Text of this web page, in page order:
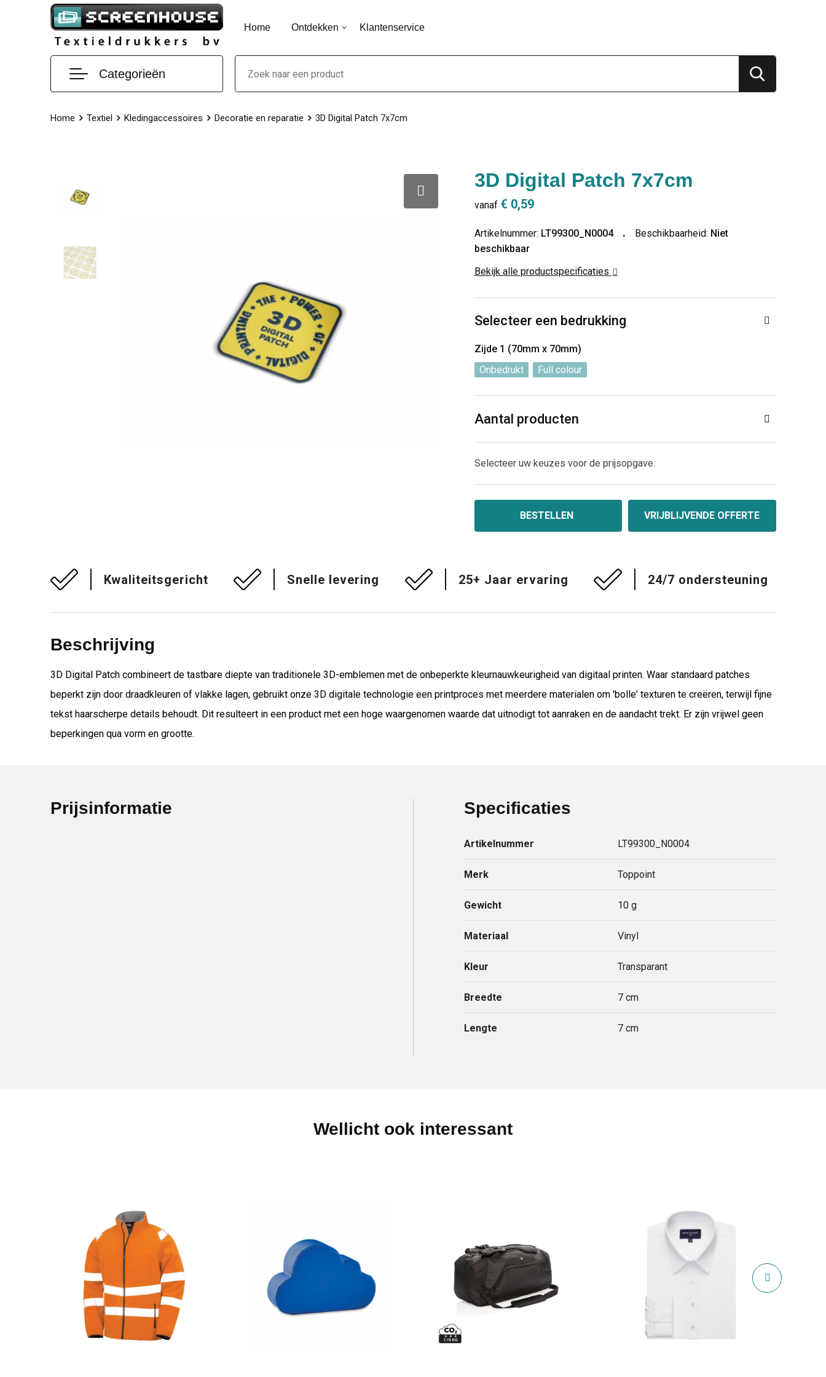
Home Ontdekken Klantenservice
Categorieën
Home Textiel Kledingaccessoires Decoratie en reparatie 3D Digital Patch 7x7cm
3D Digital Patch 7x7cm
vanaf € 0,59
Artikelnummer: LT99300_N0004 Beschikbaarheid: Niet
beschikbaar
Bekijk alle productspecificaties
Selecteer een bedrukking
Zijde 1 (70mm x 70mm)
Onbedrukt
Full colour
Aantal producten
Selecteer uw keuzes voor de prijsopgave.
BESTELLEN VRIJBLIJVENDE OFFERTE
Kwaliteitsgericht Snelle levering 25+ Jaar ervaring 24/7 ondersteuning
Beschrijving
3D Digital Patch combineert de tastbare diepte van traditionele 3D-emblemen met de onbeperkte kleurnauwkeurigheid van digitaal printen. Waar standaard patches
beperkt zijn door draadkleuren of vlakke lagen, gebruikt onze 3D digitale technologie een printproces met meerdere materialen om 'bolle' texturen te creëren, terwijl fijne
tekst haarscherpe details behoudt. Dit resulteert in een product met een hoge waargenomen waarde dat uitnodigt tot aanraken en de aandacht trekt. Er zijn vrijwel geen
beperkingen qua vorm en grootte.
Prijsinformatie Specificaties
Artikelnummer LT99300_N0004
Merk Toppoint
Gewicht 10 g
Materiaal Vinyl
Kleur Transparant
Breedte 7 cm
Lengte 7 cm
Wellicht ook interessant